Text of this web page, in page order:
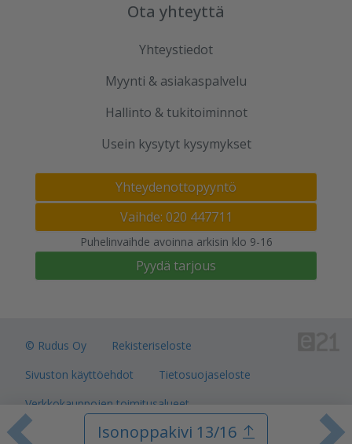
Isonoppakivi 13/16
Ota yhteyttä
Yhteystiedot
Myynti & asiakaspalvelu
Hallinto & tukitoiminnot
Usein kysytyt kysymykset
Yhteydenottopyyntö
Vaihde: 020 447711
Puhelinvaihde avoinna arkisin klo 9-16
Pyydä tarjous
© Rudus Oy
Rekisteriseloste
Sivuston käyttöehdot
Tietosuojaseloste
Verkkokauppojen toimitusalueet
Evästeasetukset